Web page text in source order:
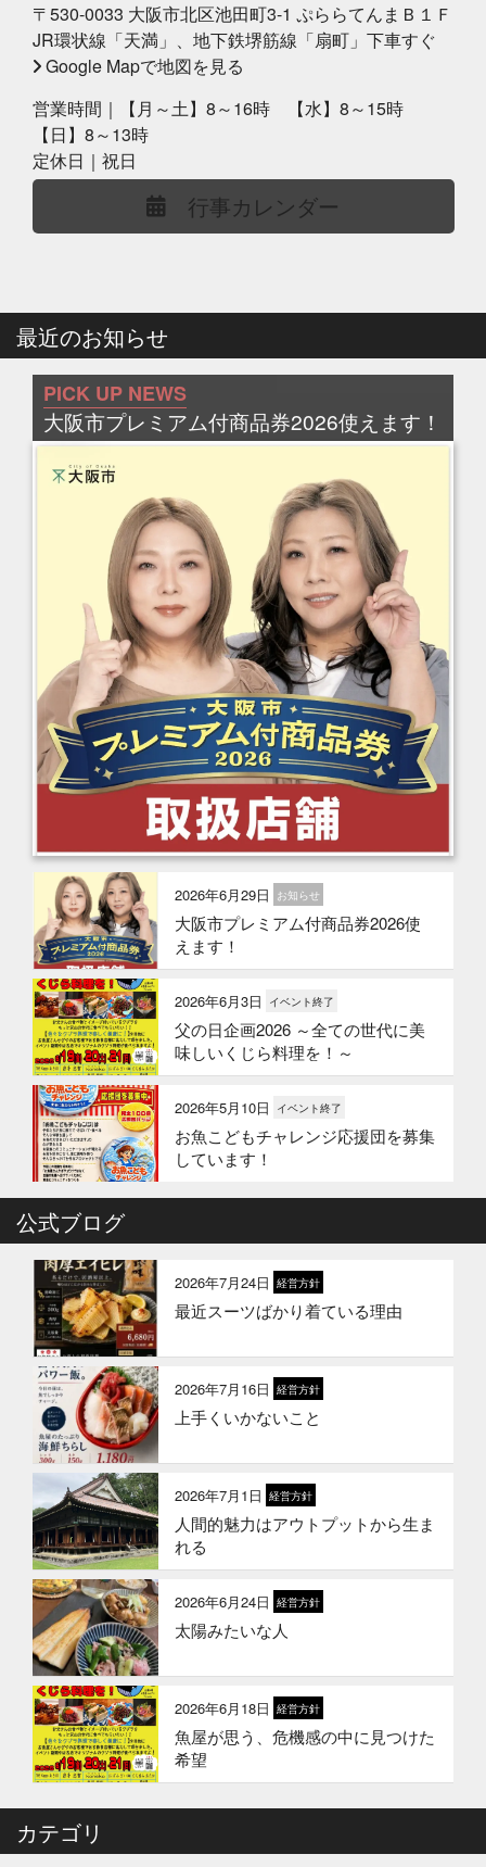
〒530-0033 大阪市北区池田町3-1 ぷららてんまＢ１Ｆ
JR環状線「天満」、地下鉄堺筋線「扇町」下車すぐ
Google Mapで地図を見る
営業時間｜【月～土】8～16時 【水】8～15時
【日】8～13時
定休日｜祝日
行事カレンダー
最近のお知らせ
PICK UP NEWS
大阪市プレミアム付商品券2026使えます！
2026年6月29日 お知らせ
大阪市プレミアム付商品券2026使
えます！
2026年6月3日 イベント終了
父の日企画2026 ～全ての世代に美
味しいくじら料理を！～
2026年5月10日 イベント終了
お魚こどもチャレンジ応援団を募集
しています！
お魚こどもチャレンジ第10弾
2026年3月24日 イベント終了
2026年3月10日 お知らせ
2026年1月21日 お知らせ
冬のギフトはかぎやオンラインスト
2026年1月1日 お知らせ
2025年12月12日 セール終了
冬の鍋おすすめ4選”予約販売スター
2025年12月10日 休業のお知らせ
公式ブログ
2026年7月24日 経営方針
最近スーツばかり着ている理由
2026年7月16日 経営方針
上手くいかないこと
2026年7月1日 経営方針
人間的魅力はアウトプットから生ま
れる
2026年6月24日 経営方針
太陽みたいな人
2026年6月18日 経営方針
魚屋が思う、危機感の中に見つけた
希望
カテゴリ